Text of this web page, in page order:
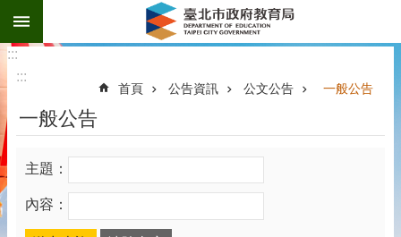
跳到主要內容區塊
:::
:::
首頁 公告資訊 公文公告 一般公告
一般公告
主題：
內容：